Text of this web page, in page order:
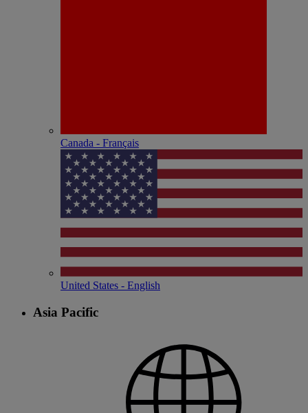
Canada - Français
United States - English
Asia Pacific